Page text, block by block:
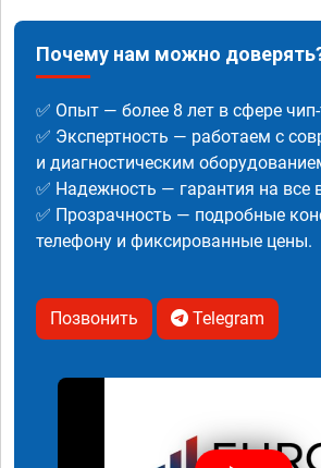
Почему нам можно
✅ Опыт — более 8 лет в сфере
✅ Экспертность — работаем с
и диагностическим
✅ Надежность — гарантия на все
✅ Прозрачность — подробные
телефону и фиксированные цены.
Позвонить Telegram